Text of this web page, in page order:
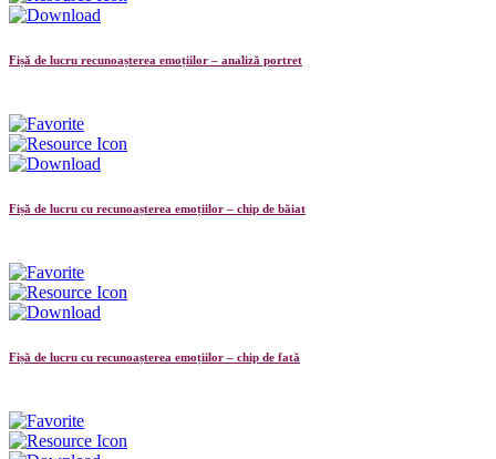
Fișă de lucru recunoașterea emoțiilor – analiză portret
Fișă de lucru cu recunoașterea emoțiilor – chip de băiat
Fișă de lucru cu recunoașterea emoțiilor – chip de fată